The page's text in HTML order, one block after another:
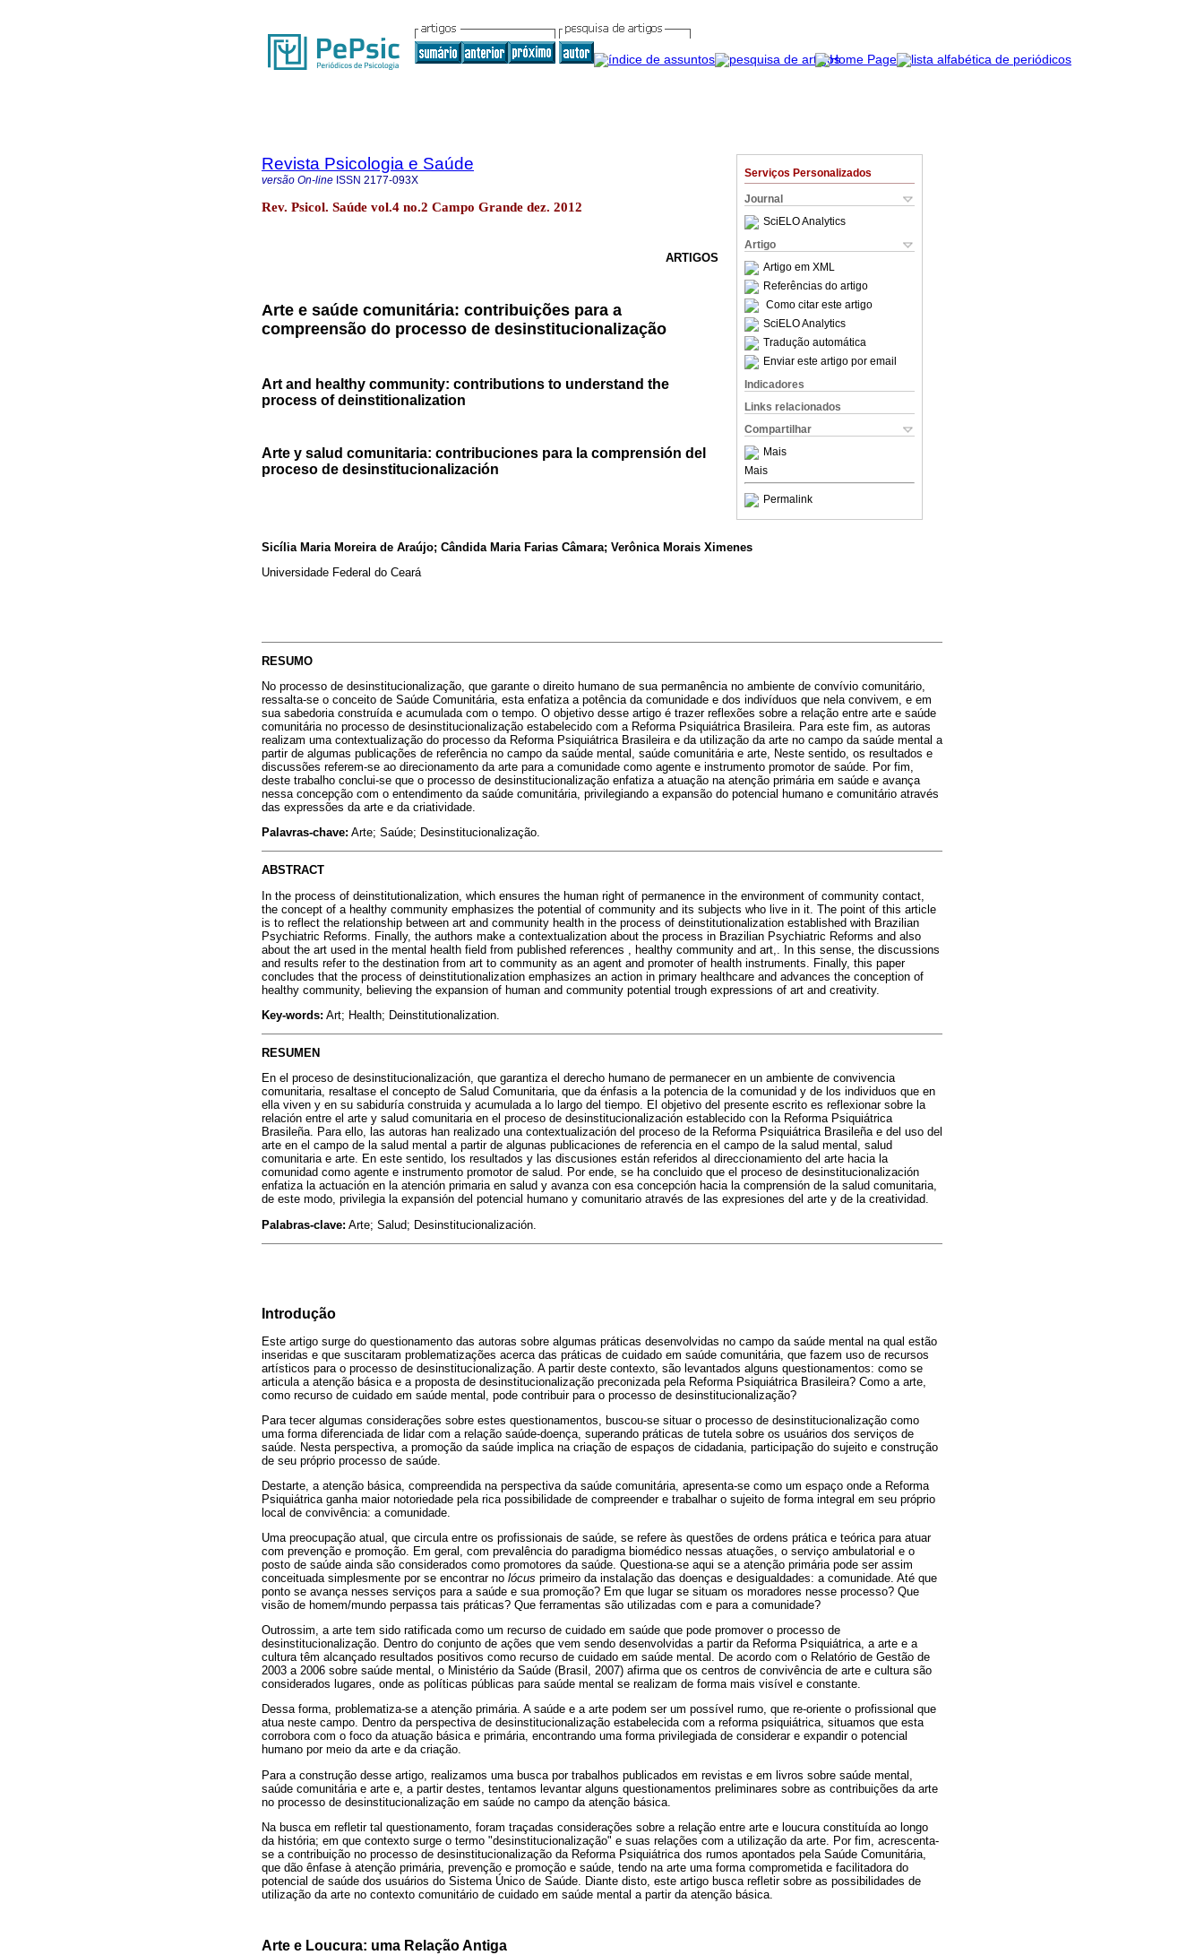
Serviços Personalizados
Journal
SciELO Analytics
Artigo
Artigo em XML
Referências do artigo
Como citar este artigo
SciELO Analytics
Tradução automática
Enviar este artigo por email
Indicadores
Links relacionados
Compartilhar
Mais
Mais
Permalink
Revista Psicologia e Saúde
versão On-line ISSN 2177-093X
Rev. Psicol. Saúde vol.4 no.2 Campo Grande dez. 2012
ARTIGOS
Arte e saúde comunitária: contribuições para a
compreensão do processo de desinstitucionalização
Art and healthy community: contributions to understand the
process of deinstitionalization
Arte y salud comunitaria: contribuciones para la comprensión del
proceso de desinstitucionalización
Sicília Maria Moreira de Araújo; Cândida Maria Farias Câmara; Verônica Morais Ximenes
Universidade Federal do Ceará
RESUMO
No processo de desinstitucionalização, que garante o direito humano de sua permanência no ambiente de convívio comunitário,
ressalta-se o conceito de Saúde Comunitária, esta enfatiza a potência da comunidade e dos indivíduos que nela convivem, e em
sua sabedoria construída e acumulada com o tempo. O objetivo desse artigo é trazer reflexões sobre a relação entre arte e saúde
comunitária no processo de desinstitucionalização estabelecido com a Reforma Psiquiátrica Brasileira. Para este fim, as autoras
realizam uma contextualização do processo da Reforma Psiquiátrica Brasileira e da utilização da arte no campo da saúde mental a
partir de algumas publicações de referência no campo da saúde mental, saúde comunitária e arte, Neste sentido, os resultados e
discussões referem-se ao direcionamento da arte para a comunidade como agente e instrumento promotor de saúde. Por fim,
deste trabalho conclui-se que o processo de desinstitucionalização enfatiza a atuação na atenção primária em saúde e avança
nessa concepção com o entendimento da saúde comunitária, privilegiando a expansão do potencial humano e comunitário através
das expressões da arte e da criatividade.
Palavras-chave: Arte; Saúde; Desinstitucionalização.
ABSTRACT
In the process of deinstitutionalization, which ensures the human right of permanence in the environment of community contact,
the concept of a healthy community emphasizes the potential of community and its subjects who live in it. The point of this article
is to reflect the relationship between art and community health in the process of deinstitutionalization established with Brazilian
Psychiatric Reforms. Finally, the authors make a contextualization about the process in Brazilian Psychiatric Reforms and also
about the art used in the mental health field from published references , healthy community and art,. In this sense, the discussions
and results refer to the destination from art to community as an agent and promoter of health instruments. Finally, this paper
concludes that the process of deinstitutionalization emphasizes an action in primary healthcare and advances the conception of
healthy community, believing the expansion of human and community potential trough expressions of art and creativity.
Key-words: Art; Health; Deinstitutionalization.
RESUMEN
En el proceso de desinstitucionalización, que garantiza el derecho humano de permanecer en un ambiente de convivencia
comunitaria, resaltase el concepto de Salud Comunitaria, que da énfasis a la potencia de la comunidad y de los individuos que en
ella viven y en su sabiduría construida y acumulada a lo largo del tiempo. El objetivo del presente escrito es reflexionar sobre la
relación entre el arte y salud comunitaria en el proceso de desinstitucionalización establecido con la Reforma Psiquiátrica
Brasileña. Para ello, las autoras han realizado una contextualización del proceso de la Reforma Psiquiátrica Brasileña e del uso del
arte en el campo de la salud mental a partir de algunas publicaciones de referencia en el campo de la salud mental, salud
comunitaria e arte. En este sentido, los resultados y las discusiones están referidos al direccionamiento del arte hacia la
comunidad como agente e instrumento promotor de salud. Por ende, se ha concluido que el proceso de desinstitucionalización
enfatiza la actuación en la atención primaria en salud y avanza con esa concepción hacia la comprensión de la salud comunitaria,
de este modo, privilegia la expansión del potencial humano y comunitario através de las expresiones del arte y de la creatividad.
Palabras-clave: Arte; Salud; Desinstitucionalización.
Introdução
Este artigo surge do questionamento das autoras sobre algumas práticas desenvolvidas no campo da saúde mental na qual estão
inseridas e que suscitaram problematizações acerca das práticas de cuidado em saúde comunitária, que fazem uso de recursos
artísticos para o processo de desinstitucionalização. A partir deste contexto, são levantados alguns questionamentos: como se
articula a atenção básica e a proposta de desinstitucionalização preconizada pela Reforma Psiquiátrica Brasileira? Como a arte,
como recurso de cuidado em saúde mental, pode contribuir para o processo de desinstitucionalização?
Para tecer algumas considerações sobre estes questionamentos, buscou-se situar o processo de desinstitucionalização como
uma forma diferenciada de lidar com a relação saúde-doença, superando práticas de tutela sobre os usuários dos serviços de
saúde. Nesta perspectiva, a promoção da saúde implica na criação de espaços de cidadania, participação do sujeito e construção
de seu próprio processo de saúde.
Destarte, a atenção básica, compreendida na perspectiva da saúde comunitária, apresenta-se como um espaço onde a Reforma
Psiquiátrica ganha maior notoriedade pela rica possibilidade de compreender e trabalhar o sujeito de forma integral em seu próprio
local de convivência: a comunidade.
Uma preocupação atual, que circula entre os profissionais de saúde, se refere às questões de ordens prática e teórica para atuar
com prevenção e promoção. Em geral, com prevalência do paradigma biomédico nessas atuações, o serviço ambulatorial e o
posto de saúde ainda são considerados como promotores da saúde. Questiona-se aqui se a atenção primária pode ser assim
conceituada simplesmente por se encontrar no lócus primeiro da instalação das doenças e desigualdades: a comunidade. Até que
ponto se avança nesses serviços para a saúde e sua promoção? Em que lugar se situam os moradores nesse processo? Que
visão de homem/mundo perpassa tais práticas? Que ferramentas são utilizadas com e para a comunidade?
Outrossim, a arte tem sido ratificada como um recurso de cuidado em saúde que pode promover o processo de
desinstitucionalização. Dentro do conjunto de ações que vem sendo desenvolvidas a partir da Reforma Psiquiátrica, a arte e a
cultura têm alcançado resultados positivos como recurso de cuidado em saúde mental. De acordo com o Relatório de Gestão de
2003 a 2006 sobre saúde mental, o Ministério da Saúde (Brasil, 2007) afirma que os centros de convivência de arte e cultura são
considerados lugares, onde as políticas públicas para saúde mental se realizam de forma mais visível e constante.
Dessa forma, problematiza-se a atenção primária. A saúde e a arte podem ser um possível rumo, que re-oriente o profissional que
atua neste campo. Dentro da perspectiva de desinstitucionalização estabelecida com a reforma psiquiátrica, situamos que esta
corrobora com o foco da atuação básica e primária, encontrando uma forma privilegiada de considerar e expandir o potencial
humano por meio da arte e da criação.
Para a construção desse artigo, realizamos uma busca por trabalhos publicados em revistas e em livros sobre saúde mental,
saúde comunitária e arte e, a partir destes, tentamos levantar alguns questionamentos preliminares sobre as contribuições da arte
no processo de desinstitucionalização em saúde no campo da atenção básica.
Na busca em refletir tal questionamento, foram traçadas considerações sobre a relação entre arte e loucura constituída ao longo
da história; em que contexto surge o termo "desinstitucionalização" e suas relações com a utilização da arte. Por fim, acrescenta-
se a contribuição no processo de desinstitucionalização da Reforma Psiquiátrica dos rumos apontados pela Saúde Comunitária,
que dão ênfase à atenção primária, prevenção e promoção e saúde, tendo na arte uma forma comprometida e facilitadora do
potencial de saúde dos usuários do Sistema Único de Saúde. Diante disto, este artigo busca refletir sobre as possibilidades de
utilização da arte no contexto comunitário de cuidado em saúde mental a partir da atenção básica.
Arte e Loucura: uma Relação Antiga